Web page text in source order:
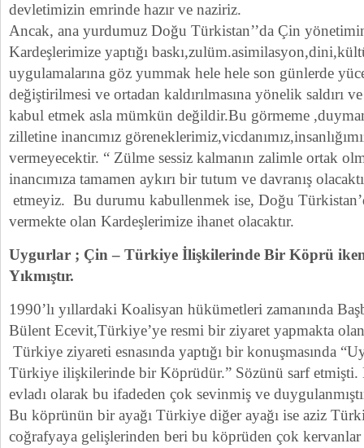
devletimizin emrinde hazır ve naziriz.
Ancak, ana yurdumuz Doğu Türkistan’’da Çin
Kardeşlerimize yaptığı
uygulamalarına göz yummak hele hele son günlerde
değiştirilmesi ve ortadan kaldırılmasına yönelik saldırı
kabul etmek asla mümkün değildir.Bu görmeme
zilletine inancımız
vermeyecektir. “ Zülme sessiz kalmanın zalimle ortak
inancımıza tamamen aykırı bir tutum ve davranış
etmeyiz. Bu durumu kabullenmek ise, Doğu
vermekte olan Kardeşlerimize ihanet olacaktır.
Uygurlar ; Çin – Türkiye İlişkilerinde Bir Köprü
Yıkmıştır.
1990’lı yıllardaki Koalisyan hükümetleri zamanında
Bülent Ecevit,Türkiye’ye resmi bir ziyaret yapmakta
Türkiye ziyareti esnasında yaptığı bir konuşmasında
Türkiye ilişkilerinde bir Köprüdür.” Sözünü sarf
evladı olarak bu ifadeden çok sevinmiş ve
Bu köprünün bir ayağı Türkiye diğer ayağı ise aziz
coğrafyaya gelişlerinden beri bu köprüden çok